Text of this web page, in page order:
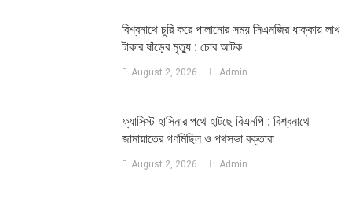
‎বিশ্বনাথে চুরি করে পালানোর সময় সিএনজির ধাক্কায় লাখ
টাকার ষাঁড়ের মৃত্যু : চোর আটক
August 2, 2026 Admin
‎ফ্যাসিস্ট হাসিনার পথে হাটছে বিএনপি : বিশ্বনাথে
জামায়াতের গণমিছিল ও পথসভা বক্তারা
August 2, 2026 Admin